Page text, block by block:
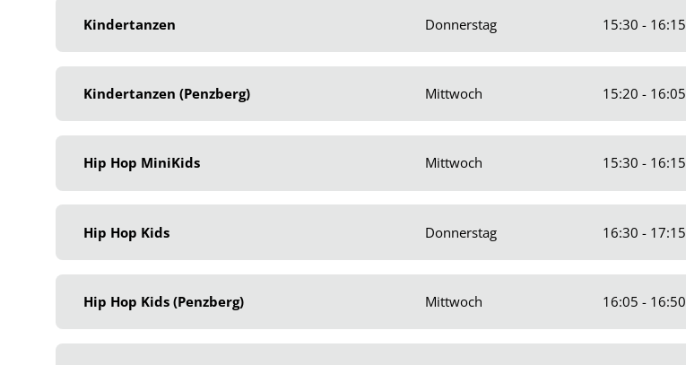
Kindertanzen Donnerstag 15:30 - 16:15
Kindertanzen (Penzberg) Mittwoch 15:20 - 16:05
Hip Hop MiniKids Mittwoch 15:30 - 16:15
Hip Hop Kids Donnerstag 16:30 - 17:15
Hip Hop Kids (Penzberg) Mittwoch 16:05 - 16:50